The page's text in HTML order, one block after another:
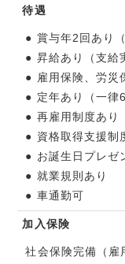
待遇
● 賞与年2回あり
● 昇給あり（支給
● 雇用保険、労災
● 定年あり（一律
● 再雇用制度あり
● 資格取得支援制
● お誕生日プレゼ
● 就業規則あり
● 車通勤可
加入保険
社会保険完備（雇